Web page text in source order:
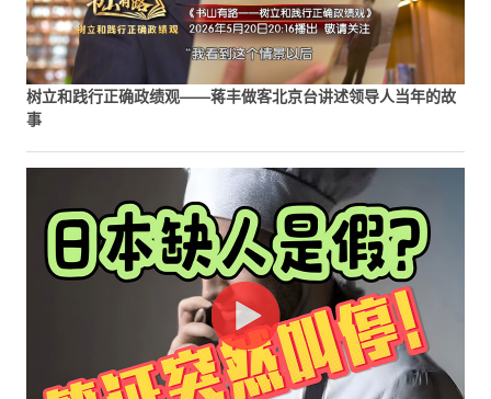
树立和践行正确政绩观——蒋丰做客北京台讲述领导人当年的故
事